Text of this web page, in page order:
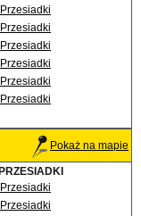
Przesiadki
Przesiadki
Przesiadki
Przesiadki
Przesiadki
Przesiadki
Pokaż na mapie
PRZESIADKI
Przesiadki
Przesiadki